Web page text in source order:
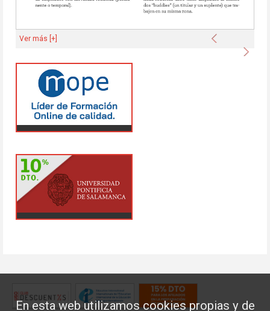
En esta web utilizamos cookies propias y de
Anterior
Ver más [+]